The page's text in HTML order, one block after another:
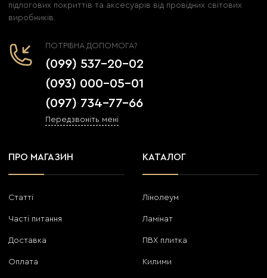
підлогових покриттів та аксесуарів від провідних світових
виробників.
ПОТРІБНА ДОПОМОГА?
(099) 537-20-02
(093) 000-05-01
(097) 734-77-66
Передзвоніть мені
ПРО МАГАЗИН
Статті
Часті питання
Доставка
Оплата
КАТАЛОГ
Лінолеум
Ламінат
ПВХ плитка
Килими